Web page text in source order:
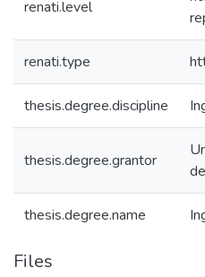
renati.level
renati.type
thesis.degree.discipline
thesis.degree.grantor
thesis.degree.name
Files